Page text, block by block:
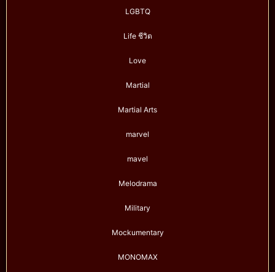
LGBTQ
Life ชีวิต
Love
Martial
Martial Arts
marvel
mavel
Melodrama
Military
Mockumentary
MONOMAX